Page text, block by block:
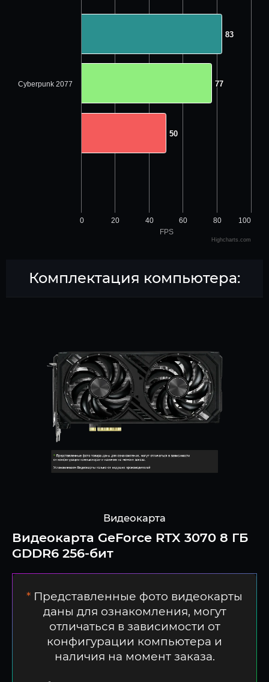
FPS
83
83
77
77
50
50
0 20 40 60 80 100
Cyberpunk 2077
Highcharts.com
Комплектация компьютера:
Видеокарта
Видеокарта GeForce RTX 3070 8 ГБ
GDDR6 256-бит
* Представленные фото видеокарты
даны для ознакомления, могут
отличаться в зависимости от
конфигурации компьютера и
наличия на момент заказа.